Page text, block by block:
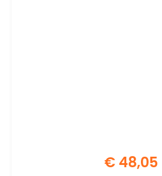
€ 48,05